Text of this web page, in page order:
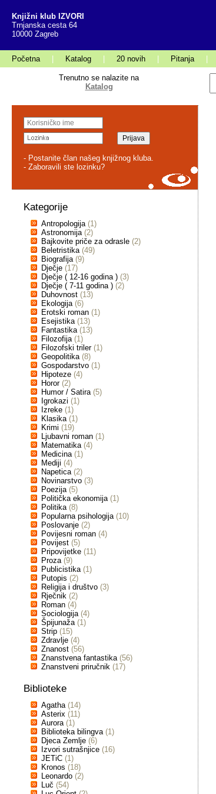
Knjižni klub IZVORI
Trnjanska cesta 64
10000 Zagreb
Početna Katalog 20 novih Pitanja
Trenutno se nalazite na
Katalog
- Postanite član našeg knjižnog kluba.
- Zaboravili ste lozinku?
Kategorije
Antropologija (1)
Astronomija (2)
Bajkovite priče za odrasle (2)
Beletristika (49)
Biografija (9)
Dječje (17)
Dječje ( 12-16 godina ) (3)
Dječje ( 7-11 godina ) (2)
Duhovnost (13)
Ekologija (6)
Erotski roman (1)
Esejistika (13)
Fantastika (13)
Filozofija (1)
Filozofski triler (1)
Geopolitika (8)
Gospodarstvo (1)
Hipoteze (4)
Horor (2)
Humor / Satira (5)
Igrokazi (1)
Izreke (1)
Klasika (1)
Krimi (19)
Ljubavni roman (1)
Matematika (4)
Medicina (1)
Mediji (4)
Napetica (2)
Novinarstvo (3)
Poezija (5)
Politička ekonomija (1)
Politika (8)
Popularna psihologija (10)
Poslovanje (2)
Povijesni roman (4)
Povijest (5)
Pripovijetke (11)
Proza (9)
Publicistika (1)
Putopis (2)
Religija i društvo (3)
Rječnik (2)
Roman (4)
Sociologija (4)
Špijunaža (1)
Strip (15)
Zdravlje (4)
Znanost (56)
Znanstvena fantastika (56)
Znanstveni priručnik (17)
Biblioteke
Agatha (14)
Asterix (11)
Aurora (1)
Biblioteka bilingva (1)
Djeca Zemlje (6)
Izvori sutrašnjice (16)
JETiC (1)
Kronos (18)
Leonardo (2)
Luč (54)